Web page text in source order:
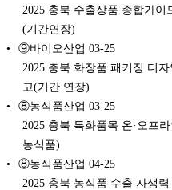
2025 충북 수출상품 종합가이
(기간연장)
⑨바이오산업 03-25
2025 충북 화장품 패키징 디
고(기간 연장)
⑧농식품산업 03-25
2025 충북 특화품목 온·오프
농식품)
⑧농식품산업 04-25
2025 충북 농식품 수출 자생